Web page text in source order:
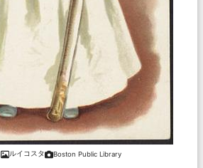
ルイコスタ Boston Public Library